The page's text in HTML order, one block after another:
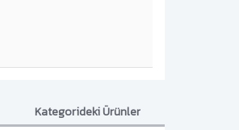
Kategorideki Ürünler